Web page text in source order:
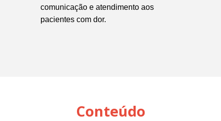
comunicação e atendimento aos
pacientes com dor.
Conteúdo